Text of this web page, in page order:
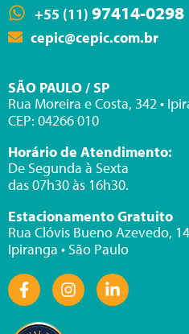
+55 (11) 97414-0298
cepic@cepic.com.br
SÃO PAULO / SP
Rua Moreira e Costa, 342 •
CEP: 04266 010
Horário de Atendimento:
De Segunda à Sexta
das 07h30 às 16h30.
Estacionamento Gratuito
Rua Clóvis Bueno Azevedo,
Ipiranga • São Paulo